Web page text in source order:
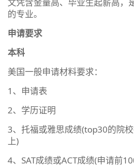
的专业。
申请要求
本科
美国一般申请材料要求：
1、申请表
2、学历证明
3、托福或雅思成绩(top30的院
上)
4、SAT成绩或ACT成绩(申请前